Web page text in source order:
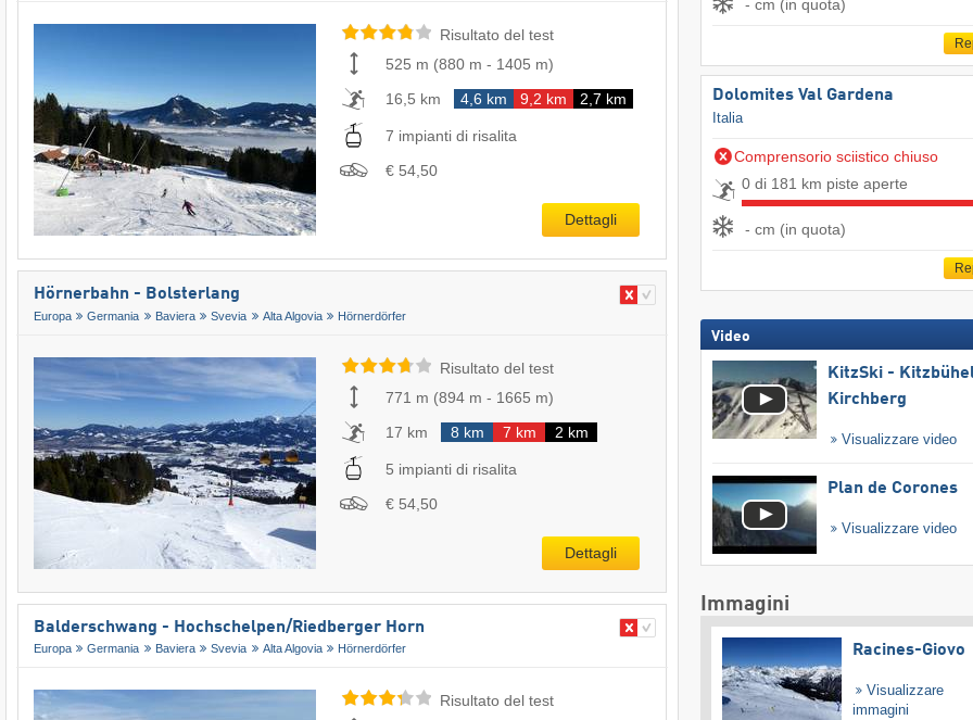
Risultato del test
525 m (880 m - 1405 m)
16,5 km
4,6 km 9,2 km 2,7 km
7 impianti di risalita
€ 54,50
Dettagli
Hörnerbahn - Bolsterlang
Europa Germania Baviera Svevia Alta Algovia Hörnerdörfer
Risultato del test
771 m (894 m - 1665 m)
17 km
8 km 7 km 2 km
5 impianti di risalita
€ 54,50
Dettagli
Balderschwang - Hochschelpen/​Riedberger Horn
Europa Germania Baviera Svevia Alta Algovia Hörnerdörfer
Risultato del test
- cm (in quota)
Dolomites Val Gardena
Italia
Comprensorio sciistico chiuso
0 di 181 km piste aperte
- cm (in quota)
Video
KitzSki -
Kirchberg
Visualizzare video
Plan de Corones
Visualizzare video
Immagini
Racines-Giovo
Visualizzare
immagini